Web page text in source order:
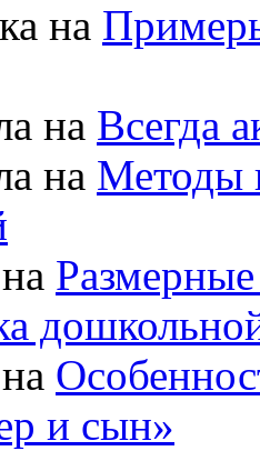
на
на Всегда
на Методы
и сын»